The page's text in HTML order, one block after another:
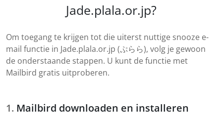
Jade.plala.or.jp?
Om toegang te krijgen tot die uiterst nuttige snooze e-
mail functie in Jade.plala.or.jp (ぷらら), volg je gewoon
de onderstaande stappen. U kunt de functie met
Mailbird gratis uitproberen.
Mailbird downloaden en installeren